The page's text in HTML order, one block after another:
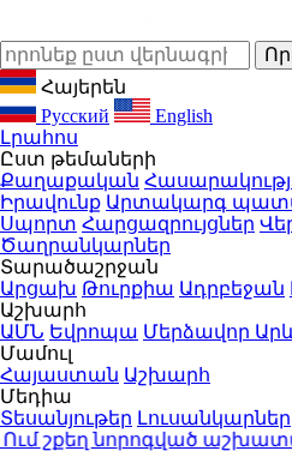
Հայերեն
Русский
English
Լրահոս
Ըստ թեմաների
Քաղաքական
Իրավունք Արտակարգ
Սպորտ Հարցազրույցներ
Ծաղրանկարներ
Տարածաշրջան
Արցախ Թուրքիա Ադրբեջան
Աշխարհ
ԱՄՆ Եվրոպա Մերձավոր
Մամուլ
Հայաստան Աշխարհ
Մեդիա
Տեսանյութեր Լուսանկարներ
նորոգված